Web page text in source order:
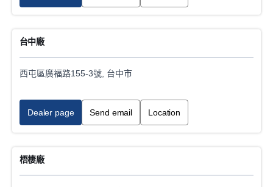
台中廠
西屯區廣福路155-3號, 台中市
Dealer page Send email Location
梧棲廠